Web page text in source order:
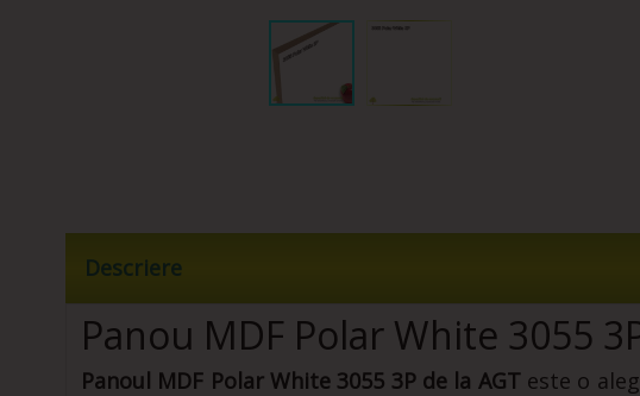
Descriere
Panou MDF Polar White 3055
Panoul MDF Polar White 3055 3P de la AGTeste o